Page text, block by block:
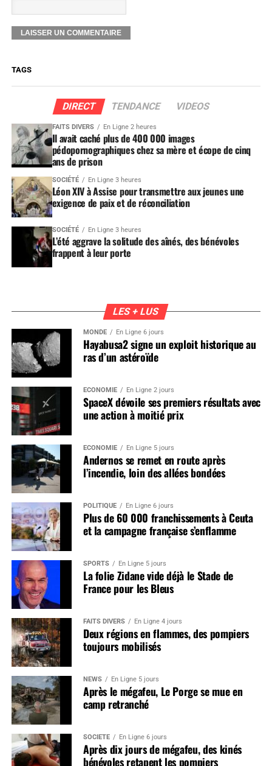
TAGS
DIRECT TENDANCE VIDEOS
FAITS DIVERS En Ligne 2 heures
Il avait caché plus de 400 000 images
pédopornographiques chez sa mère et écope de cinq
ans de prison
SOCIÉTÉ En Ligne 3 heures
Léon XIV à Assise pour transmettre aux jeunes une
exigence de paix et de réconciliation
SOCIÉTÉ En Ligne 3 heures
L’été aggrave la solitude des aînés, des bénévoles
frappent à leur porte
LES + LUS
MONDE En Ligne 6 jours
Hayabusa2 signe un exploit historique au
ras d’un astéroïde
ÉCONOMIE En Ligne 2 jours
SpaceX dévoile ses premiers résultats avec
une action à moitié prix
ÉCONOMIE En Ligne 5 jours
Andernos se remet en route après
l’incendie, loin des allées bondées
POLITIQUE En Ligne 6 jours
Plus de 60 000 franchissements à Ceuta
et la campagne française s’enflamme
SPORTS En Ligne 5 jours
La folie Zidane vide déjà le Stade de
France pour les Bleus
FAITS DIVERS En Ligne 4 jours
Deux régions en flammes, des pompiers
toujours mobilisés
NEWS En Ligne 5 jours
Après le mégafeu, Le Porge se mue en
camp retranché
SOCIÉTÉ En Ligne 6 jours
Après dix jours de mégafeu, des kinés
bénévoles retapent les pompiers